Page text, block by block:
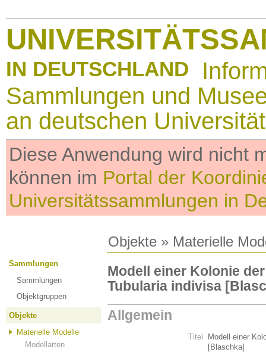
IN DEUTSCHLAND
Sammlungen und
an deutschen
Diese Anwendung wird nicht
können im Portal der
Universitätssammlungen in
Objekte » Materielle
Sammlungen
Sammlungen
Objektgruppen
Objekte
Materielle Modelle
Modellarten
Modell einer Kolonie
Tubularia indivisa
Allgemein
Titel
Modell einer
[Blaschka]